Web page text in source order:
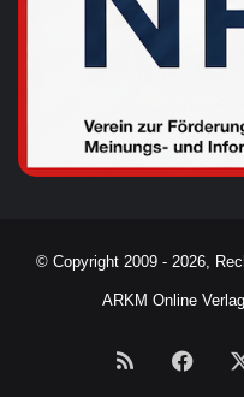
© Copyright 2009 - 2026,
ARKM Online Verlag
RSS